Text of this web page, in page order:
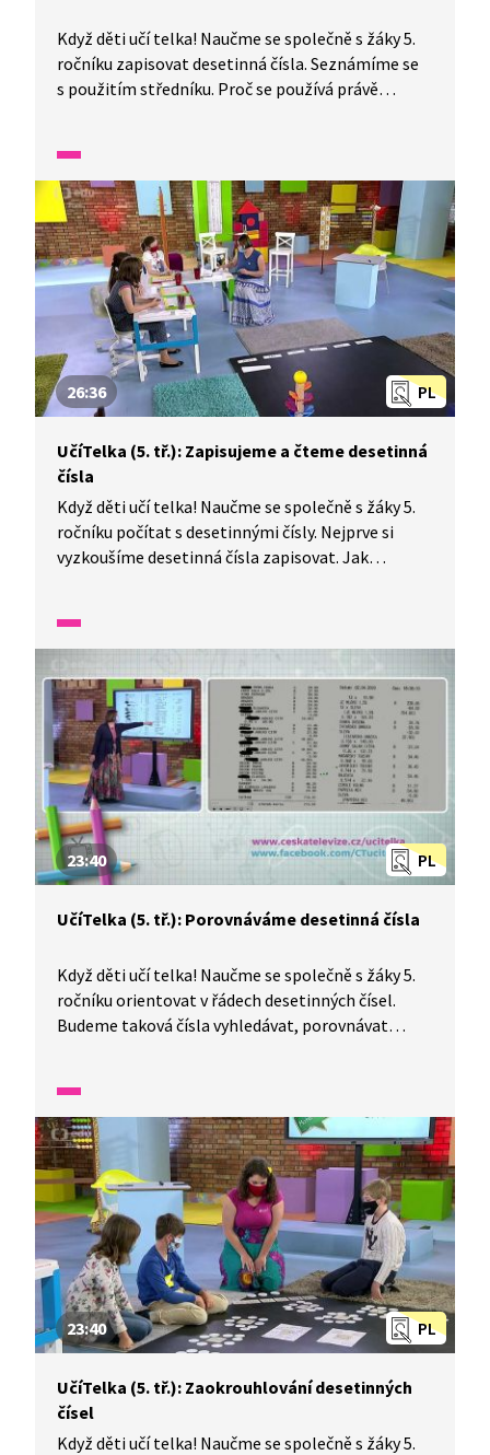
Když děti učí telka! Naučme se společně s žáky 5.
ročníku zapisovat desetinná čísla. Seznámíme se
s použitím středníku. Proč se používá právě
menší a které větší? Prozkoumejte to se
spolužáky z televizní školy.
PL
26:36
UčíTelka (5. tř.): Zapisujeme a čteme desetinná
čísla
Když děti učí telka! Naučme se společně s žáky 5.
ročníku počítat s desetinnými čísly. Nejprve si
vyzkoušíme desetinná čísla zapisovat. Jak
jistě víte, ale víte také, že čísla mohou mít
desetiny, setiny a tisíciny?
PL
23:40
UčíTelka (5. tř.): Porovnáváme desetinná čísla
Když děti učí telka! Naučme se společně s žáky 5.
ročníku orientovat v řádech desetinných čísel.
Budeme taková čísla vyhledávat, porovnávat
PL
23:40
UčíTelka (5. tř.): Zaokrouhlování desetinných
čísel
Když děti učí telka! Naučme se společně s žáky 5.